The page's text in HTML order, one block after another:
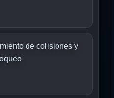
de colisiones y